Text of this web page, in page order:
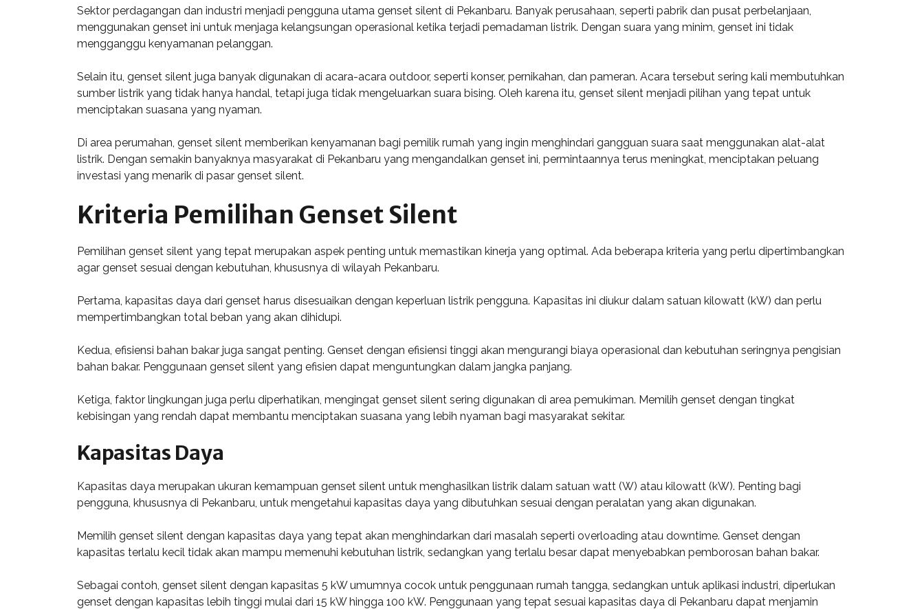
Sektor perdagangan dan industri menjadi pengguna utama genset silent di Pekanbaru. Banyak perusahaan, seperti pabrik dan pusat perbelanjaan,
menggunakan genset ini untuk menjaga kelangsungan operasional ketika terjadi pemadaman listrik. Dengan suara yang minim, genset ini tidak
mengganggu kenyamanan pelanggan.
Selain itu, genset silent juga banyak digunakan di acara-acara outdoor, seperti konser, pernikahan, dan pameran. Acara tersebut sering kali membutuhkan
sumber listrik yang tidak hanya handal, tetapi juga tidak mengeluarkan suara bising. Oleh karena itu, genset silent menjadi pilihan yang tepat untuk
menciptakan suasana yang nyaman.
Di area perumahan, genset silent memberikan kenyamanan bagi pemilik rumah yang ingin menghindari gangguan suara saat menggunakan alat-alat
listrik. Dengan semakin banyaknya masyarakat di Pekanbaru yang mengandalkan genset ini, permintaannya terus meningkat, menciptakan peluang
investasi yang menarik di pasar genset silent.
Kriteria Pemilihan Genset Silent
Pemilihan genset silent yang tepat merupakan aspek penting untuk memastikan kinerja yang optimal. Ada beberapa kriteria yang perlu dipertimbangkan
agar genset sesuai dengan kebutuhan, khususnya di wilayah Pekanbaru.
Pertama, kapasitas daya dari genset harus disesuaikan dengan keperluan listrik pengguna. Kapasitas ini diukur dalam satuan kilowatt (kW) dan perlu
mempertimbangkan total beban yang akan dihidupi.
Kedua, efisiensi bahan bakar juga sangat penting. Genset dengan efisiensi tinggi akan mengurangi biaya operasional dan kebutuhan seringnya pengisian
bahan bakar. Penggunaan genset silent yang efisien dapat menguntungkan dalam jangka panjang.
Ketiga, faktor lingkungan juga perlu diperhatikan, mengingat genset silent sering digunakan di area pemukiman. Memilih genset dengan tingkat
kebisingan yang rendah dapat membantu menciptakan suasana yang lebih nyaman bagi masyarakat sekitar.
Kapasitas Daya
Kapasitas daya merupakan ukuran kemampuan genset silent untuk menghasilkan listrik dalam satuan watt (W) atau kilowatt (kW). Penting bagi
pengguna, khususnya di Pekanbaru, untuk mengetahui kapasitas daya yang dibutuhkan sesuai dengan peralatan yang akan digunakan.
Memilih genset silent dengan kapasitas daya yang tepat akan menghindarkan dari masalah seperti overloading atau downtime. Genset dengan
kapasitas terlalu kecil tidak akan mampu memenuhi kebutuhan listrik, sedangkan yang terlalu besar dapat menyebabkan pemborosan bahan bakar.
Sebagai contoh, genset silent dengan kapasitas 5 kW umumnya cocok untuk penggunaan rumah tangga, sedangkan untuk aplikasi industri, diperlukan
genset dengan kapasitas lebih tinggi mulai dari 15 kW hingga 100 kW. Penggunaan yang tepat sesuai kapasitas daya di Pekanbaru dapat menjamin